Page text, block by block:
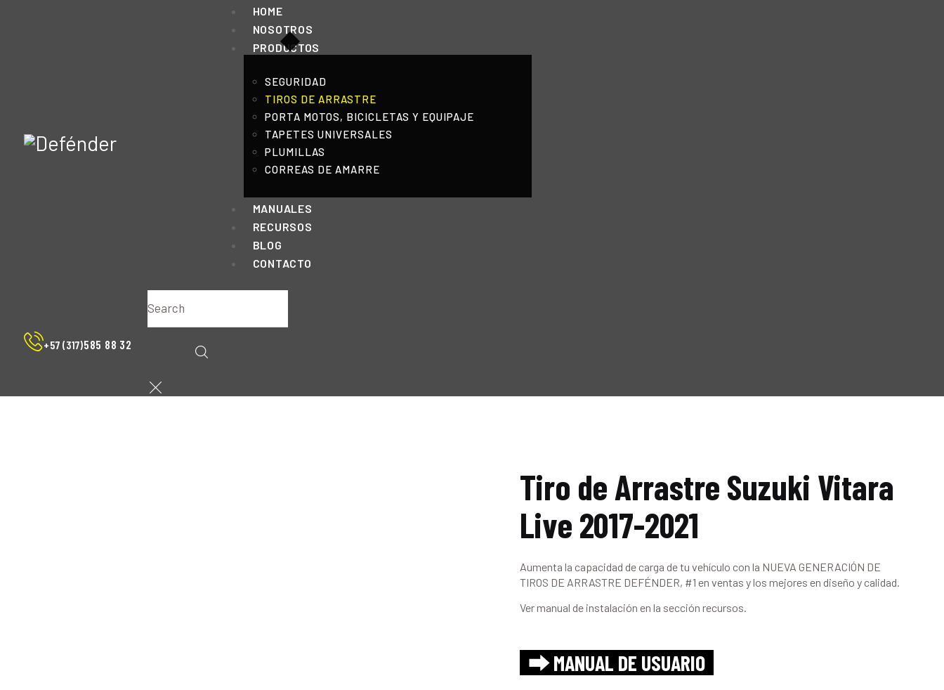
HOME
NOSOTROS
PRODUCTOS
SEGURIDAD
TIROS DE ARRASTRE
PORTA MOTOS, BICICLETAS Y EQUIPAJE
TAPETES UNIVERSALES
PLUMILLAS
CORREAS DE AMARRE
MANUALES
RECURSOS
BLOG
CONTACTO
+57 (317)585 88 32
HOME
NOSOTROS
PRODUCTOS
MANUALES
RECURSOS
BLOG
Tiro de Arrastre Suzuki Vitara
Live 2017-2021
Aumenta la capacidad de carga de tu vehículo con la NUEVA GENERACIÓN DE
TIROS DE ARRASTRE DEFÉNDER, #1 en ventas y los mejores en diseño y calidad.
Ver manual de instalación en la sección recursos.
⮕ MANUAL DE USUARIO